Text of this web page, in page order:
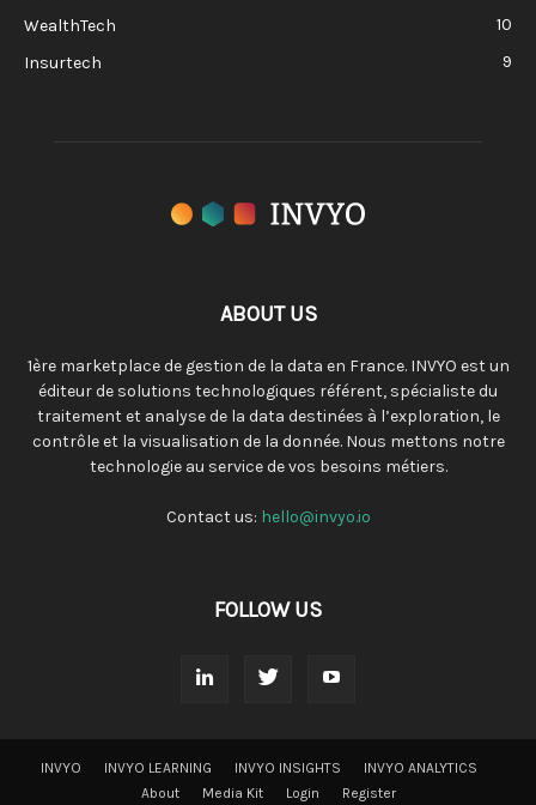
WealthTech
10
Insurtech
9
ABOUT US
1ère marketplace de gestion de la data en France. INVYO est un
éditeur de solutions technologiques référent, spécialiste du
traitement et analyse de la data destinées à l’exploration, le
contrôle et la visualisation de la donnée. Nous mettons notre
technologie au service de vos besoins métiers.
Contact us: hello@invyo.io
FOLLOW US
INVYO INVYO LEARNING INVYO INSIGHTS
INVYO ANALYTICS
About
Media Kit Login Register